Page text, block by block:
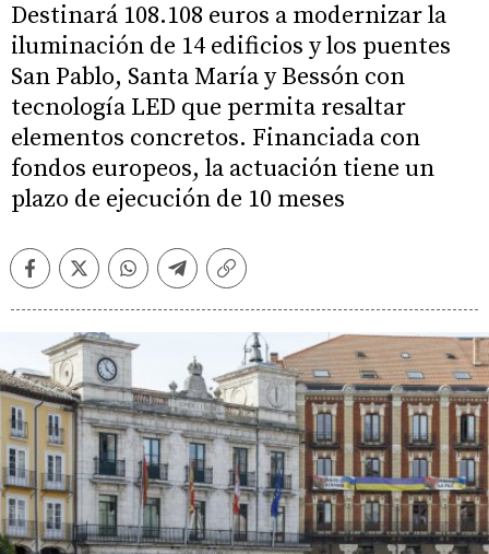
Destinará 108.108 euros a modernizar la
iluminación de 14 edificios y los puentes
San Pablo, Santa María y Bessón con
tecnología LED que permita resaltar
elementos concretos. Financiada con
fondos europeos, la actuación tiene un
plazo de ejecución de 10 meses
FacebookTwitterWhatsappTelegramCopiar